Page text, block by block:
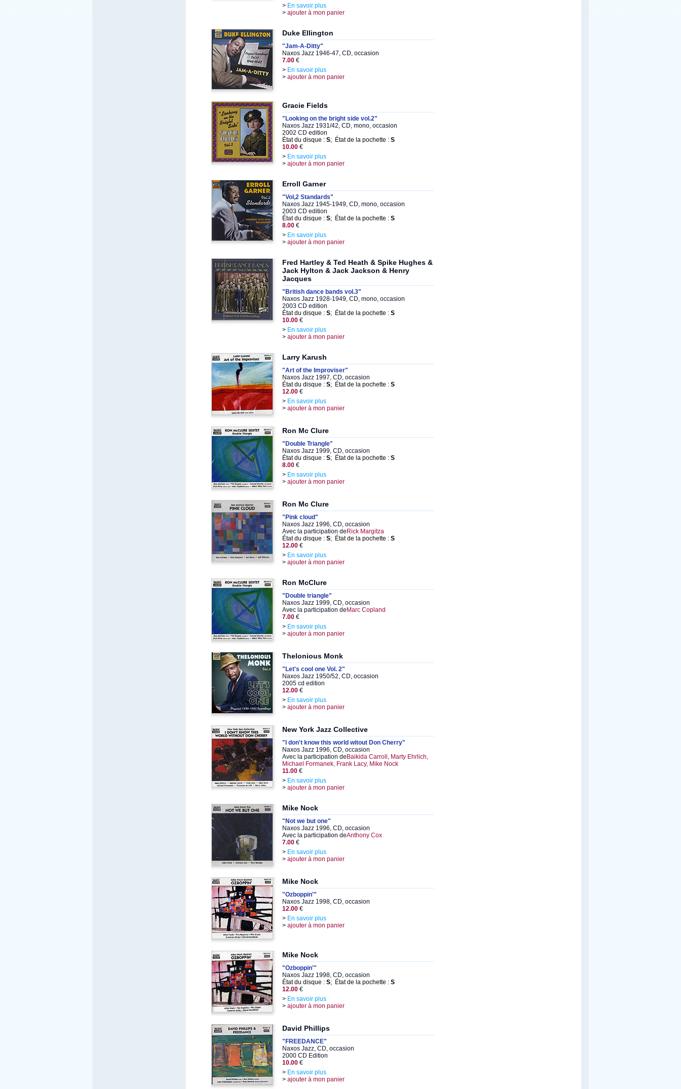
> En savoir plus
> ajouter à mon panier
Duke Ellington
"Jam-A-Ditty"
Naxos Jazz 1946-47, CD, occasion
7.00 €
> En savoir plus
> ajouter à mon panier
Gracie Fields
"Looking on the bright side vol.2"
Naxos Jazz 1931/42, CD, mono, occasion
2002 CD edition
État du disque : S; État de la pochette : S
10.00 €
> En savoir plus
> ajouter à mon panier
Erroll Garner
"Vol,2 Standards"
Naxos Jazz 1945-1949, CD, mono, occasion
2003 CD edition
État du disque : S; État de la pochette : S
8.00 €
> En savoir plus
> ajouter à mon panier
Fred Hartley & Ted Heath & Spike Hughes &
Jack Hylton & Jack Jackson & Henry
Jacques
"British dance bands vol.3"
Naxos Jazz 1928-1949, CD, mono, occasion
2003 CD edition
État du disque : S; État de la pochette : S
10.00 €
> En savoir plus
> ajouter à mon panier
Larry Karush
"Art of the Improviser"
Naxos Jazz 1997, CD, occasion
État du disque : S; État de la pochette : S
12.00 €
> En savoir plus
> ajouter à mon panier
Ron Mc Clure
"Double Triangle"
Naxos Jazz 1999, CD, occasion
État du disque : S; État de la pochette : S
8.00 €
> En savoir plus
> ajouter à mon panier
Ron Mc Clure
"Pink cloud"
Naxos Jazz 1996, CD, occasion
Avec la participation de Rick Margitza
État du disque : S; État de la pochette : S
12.00 €
> En savoir plus
> ajouter à mon panier
Ron McClure
"Double triangle"
Naxos Jazz 1999, CD, occasion
Avec la participation de Marc Copland
7.00 €
> En savoir plus
> ajouter à mon panier
Thelonious Monk
"Let's cool one Vol. 2"
Naxos Jazz 1950/52, CD, occasion
2005 cd edition
12.00 €
> En savoir plus
> ajouter à mon panier
New York Jazz Collective
"I don't know this world witout Don Cherry"
Naxos Jazz 1996, CD, occasion
Avec la participation de Baikida Carroll, Marty Ehrlich,
Michael Formanek, Frank Lacy, Mike Nock
11.00 €
> En savoir plus
> ajouter à mon panier
Mike Nock
"Not we but one"
Naxos Jazz 1996, CD, occasion
Avec la participation deAnthony Cox
7.00 €
> En savoir plus
> ajouter à mon panier
Mike Nock
"Ozboppin'"
Naxos Jazz 1998, CD, occasion
12.00 €
> En savoir plus
> ajouter à mon panier
Mike Nock
"Ozboppin'"
Naxos Jazz 1998, CD, occasion
État du disque : S; État de la pochette : S
12.00 €
> En savoir plus
> ajouter à mon panier
David Phillips
"FREEDANCE"
Naxos Jazz, CD, occasion
2000 CD Edition
10.00 €
> En savoir plus
> ajouter à mon panier